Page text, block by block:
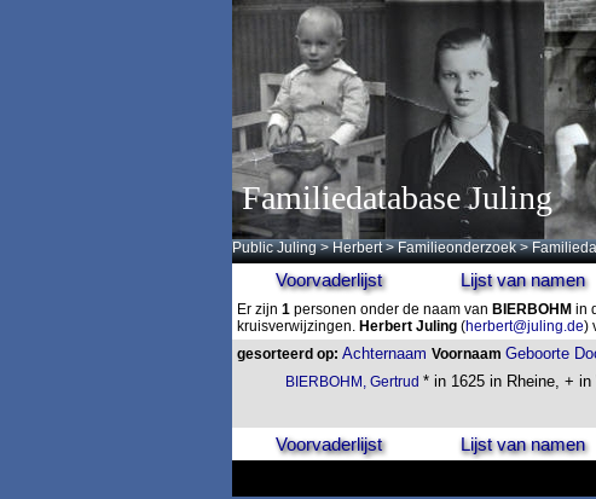
Familiedatabase Juling
Public Juling >Herbert >Familieonderzoek >
Voorvaderlijst Lijst van namen
Er zijn 1 personen onder de naam van BIERBOHM in
kruisverwijzingen. Herbert Juling (herbert@juling.de)
gesorteerd op: Achternaam Voornaam Geboorte
BIERBOHM, Gertrud * in 1625 in Rheine, + in
Voorvaderlijst Lijst van namen